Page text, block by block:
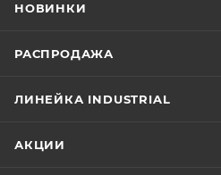
НОВИНКИ
РАСПРОДАЖА
ЛИНЕЙКА INDUSTRIAL
АКЦИИ